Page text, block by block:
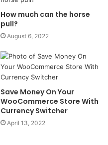
How much can the horse
pull?
August 6, 2022
Save Money On Your
WooCommerce Store With
Currency Switcher
April 13, 2022